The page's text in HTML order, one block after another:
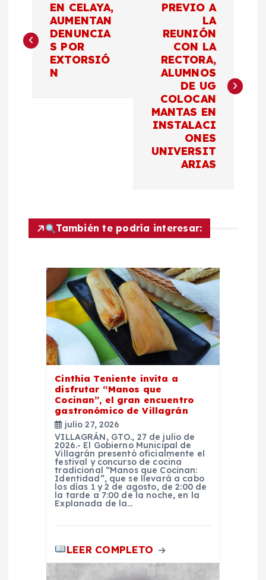
a
v
ó
EN CELAYA,
AUMENTAN
DENUNCIA
S POR
EXTORSIÓ
N
PREVIO A
LA
REUNIÓN
CON LA
RECTORA,
ALUMNOS
DE UG
COLOCAN
MANTAS EN
INSTALACI
ONES
UNIVERSIT
ARIAS
También te podría interesar:
Cinthia Teniente invita a
disfrutar “Manos que
Cocinan”, el gran encuentro
gastronómico de Villagrán
julio 27, 2026
VILLAGRÁN, GTO., 27 de julio de
2026.- El Gobierno Municipal de
Villagrán presentó oficialmente el
festival y concurso de cocina
tradicional “Manos que Cocinan:
Identidad”, que se llevará a cabo
los días 1 y 2 de agosto, de 2:00 de
la tarde a 7:00 de la noche, en la
Explanada de la…
LEER COMPLETO